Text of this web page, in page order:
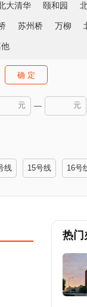
大清华 颐和园
苏州桥 万柳
确 定
元 — 元
线 15号线 16号
热门